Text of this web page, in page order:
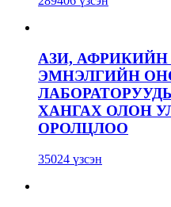
АЗИ,
ЭМНЭЛГИЙН
ХАНГАХ ОЛОН
ОРОЛЦЛОО
35024 үзсэн